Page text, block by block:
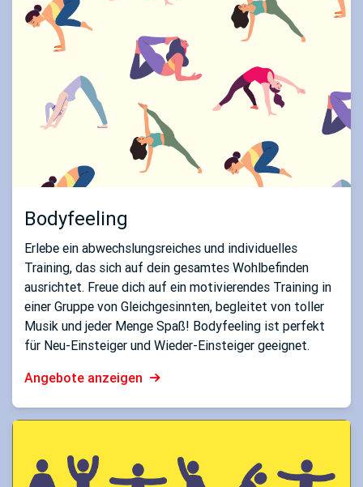
Bodyfeeling
Erlebe ein abwechslungsreiches und individuelles
Training, das sich auf dein gesamtes Wohlbefinden
ausrichtet. Freue dich auf ein motivierendes Training in
einer Gruppe von Gleichgesinnten, begleitet von toller
Musik und jeder Menge Spaß! Bodyfeeling ist perfekt
für Neu-Einsteiger und Wieder-Einsteiger geeignet.
Angebote anzeigen